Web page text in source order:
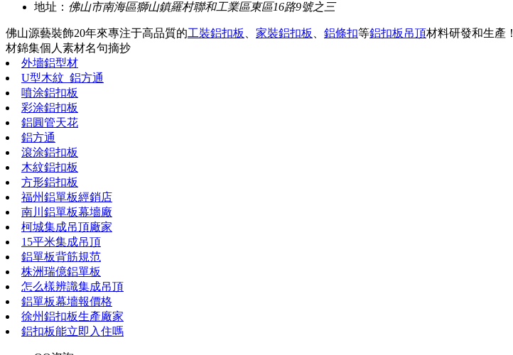
地址： 佛山市南海區獅山鎮羅村聯和工業區東區16路9號之三
佛山源藝裝飾20年來專注于高品質的工裝鋁扣板 、 家裝鋁扣板 、 鋁條扣等鋁扣板吊頂材料研發和生產！
材錦集個人素材名句摘抄
外墻鋁型材
U型木紋_鋁方通
噴涂鋁扣板
彩涂鋁扣板
鋁圓管天花
鋁方通
滾涂鋁扣板
木紋鋁扣板
方形鋁扣板
福州鋁單板經銷店
南川鋁單板幕墻廠
柯城集成吊頂廠家
15平米集成吊頂
鋁單板背筋規范
株洲瑞億鋁單板
怎么樣辨識集成吊頂
鋁單板幕墻報價格
徐州鋁扣板生產廠家
鋁扣板能立即入住嗎